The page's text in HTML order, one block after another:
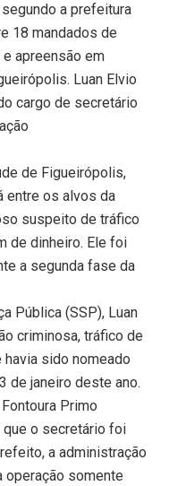
a prefeitura
18 mandados de
apreensão em
Luan Elvio
cargo de secretário
de Figueirópolis,
entre os alvos da
suspeito de tráfico
de dinheiro. Ele foi
a segunda fase da
Pública (SSP), Luan
criminosa, tráfico de
sido nomeado
de janeiro deste ano.
Primo
que o secretário foi
a administração
operação somente